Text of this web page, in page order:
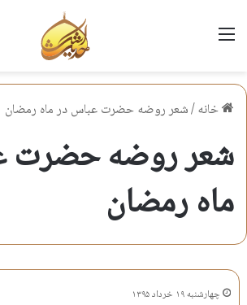
منو
خانه/شعر روضه حضرت عباس در ماه رمضان
شعر روضه حضرت
ماه رمضان
چهارشنبه ۱۹ خرداد ۱۳۹۵